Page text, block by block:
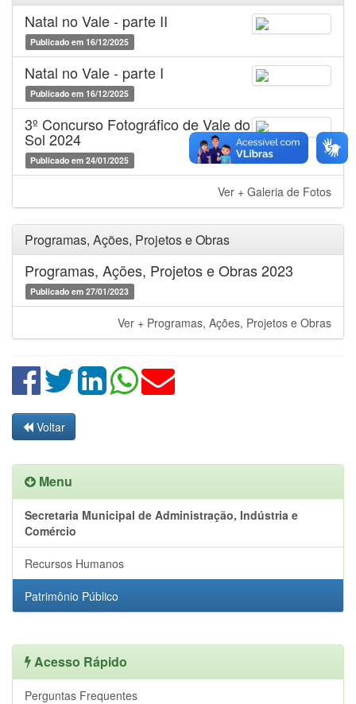
Natal no Vale - parte II
Publicado em 16/12/2025
Natal no Vale - parte I
Publicado em 16/12/2025
3º Concurso Fotográfico de Vale do
Sol 2024
Publicado em 24/01/2025
Ver + Galeria de Fotos
Programas, Ações, Projetos e Obras
Programas, Ações, Projetos e Obras 2023
Publicado em 27/01/2023
Ver + Programas, Ações, Projetos e Obras
Voltar
Menu
Secretaria Municipal de Administração, Indústria e
Comércio
Recursos Humanos
Patrimônio Público
Acesso Rápido
Perguntas Frequentes